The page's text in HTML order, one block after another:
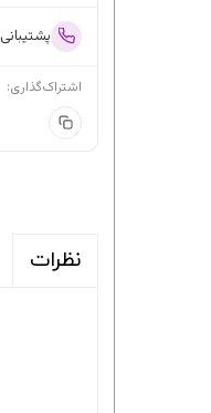
پشتیبانی ۲۴ ساعته
اشتراک‌گذاری:
نظرات